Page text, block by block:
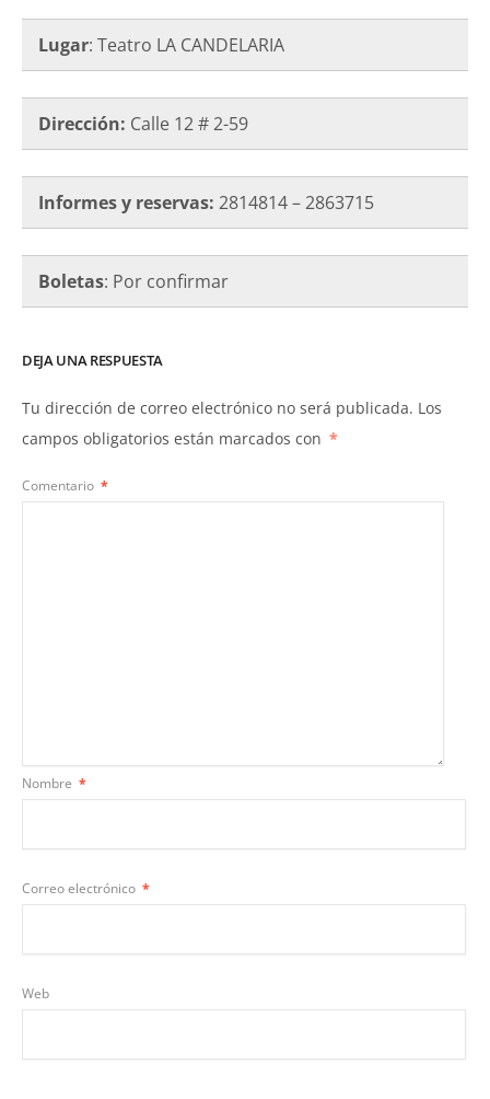
Lugar: Teatro LA CANDELARIA
Dirección: Calle 12 # 2-59
Informes y reservas: 2814814 – 2863715
Boletas: Por confirmar
DEJA UNA RESPUESTA
Tu dirección de correo electrónico no será publicada. Los
campos obligatorios están marcados con *
Comentario *
Nombre *
Correo electrónico *
Web